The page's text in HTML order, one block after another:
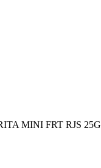
MINI FRT RJS 25G